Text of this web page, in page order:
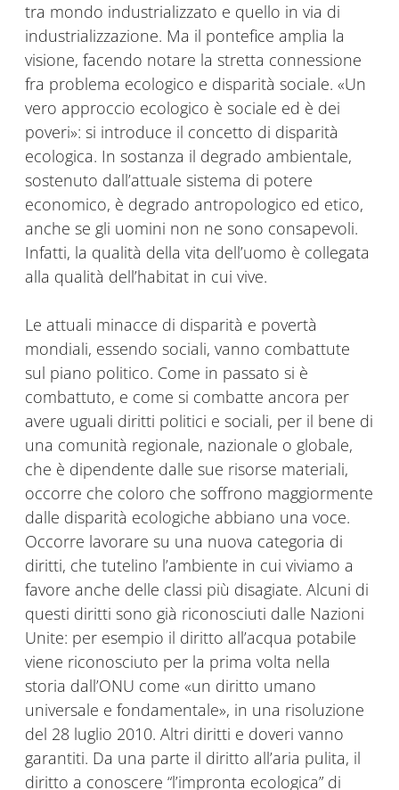
tra mondo industrializzato e quello in via di
industrializzazione. Ma il pontefice amplia la
visione, facendo notare la stretta connessione
fra problema ecologico e disparità sociale. «Un
vero approccio ecologico è sociale ed è dei
poveri»: si introduce il concetto di disparità
ecologica. In sostanza il degrado ambientale,
sostenuto dall’attuale sistema di potere
economico, è degrado antropologico ed etico,
anche se gli uomini non ne sono consapevoli.
Infatti, la qualità della vita dell’uomo è collegata
alla qualità dell’habitat in cui vive.
Le attuali minacce di disparità e povertà
mondiali, essendo sociali, vanno combattute
sul piano politico. Come in passato si è
combattuto, e come si combatte ancora per
avere uguali diritti politici e sociali, per il bene di
una comunità regionale, nazionale o globale,
che è dipendente dalle sue risorse materiali,
occorre che coloro che soffrono maggiormente
dalle disparità ecologiche abbiano una voce.
Occorre lavorare su una nuova categoria di
diritti, che tutelino l’ambiente in cui viviamo a
favore anche delle classi più disagiate. Alcuni di
questi diritti sono già riconosciuti dalle Nazioni
Unite: per esempio il diritto all’acqua potabile
viene riconosciuto per la prima volta nella
storia dall’ONU come «un diritto umano
universale e fondamentale», in una risoluzione
del 28 luglio 2010. Altri diritti e doveri vanno
garantiti. Da una parte il diritto all’aria pulita, il
diritto a conoscere “l’impronta ecologica” di